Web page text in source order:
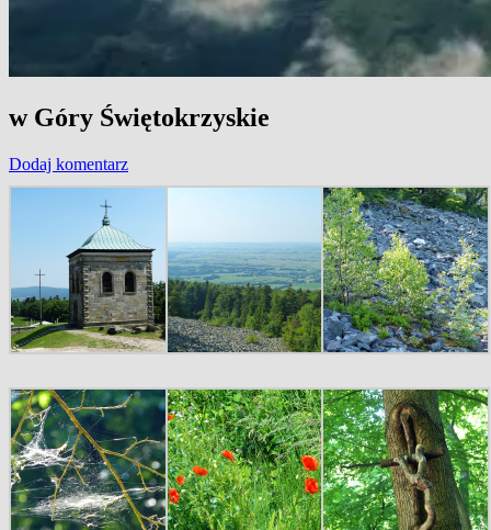
w Góry Świętokrzyskie
Dodaj komentarz